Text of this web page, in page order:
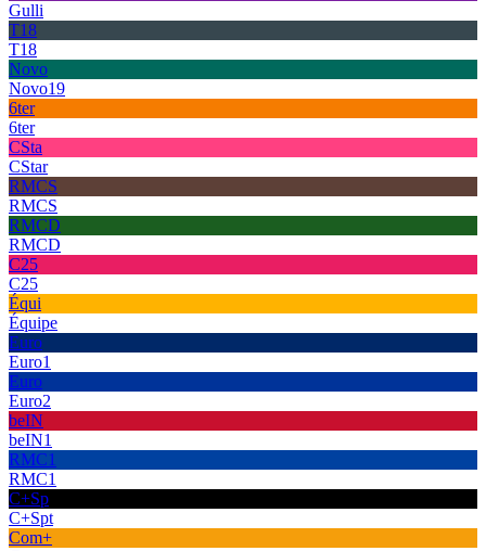
Gulli
T18
T18
Novo
Novo19
6ter
6ter
CSta
CStar
RMCS
RMCS
RMCD
RMCD
C25
C25
Équi
Équipe
Euro
Euro1
Euro
Euro2
beIN
beIN1
RMC1
RMC1
C+Sp
C+Spt
Com+